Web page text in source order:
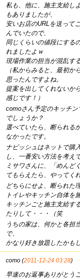
私も、他に、施主支給し
もありましたが、
安いお店のURLを送って
んでいたので、
同じくらいの値段にする
れましたよｗ
現場作業の担当が混乱す
（私からみると、最初
思ったんですよね。
提案を出してくれないか
感じです！）
comoさん予定のキッチ
でしょうか？
選べていたら、断られる
なかったです。
ナビッシュはネットで購
し、一番安い方法を考え
ミサワさんに、「めんど
てもらえたら、やってく
どちらにせよ、断られた
トイレやキッチン自体を
キッチンごと施主支給す
たりして・・・（笑
うちの家は、何かと各担
で、
かなり好き放題したかも
como (2011-12-24 03:28)
早速のお返事ありがとう